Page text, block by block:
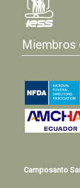
Miembros
Camposanto